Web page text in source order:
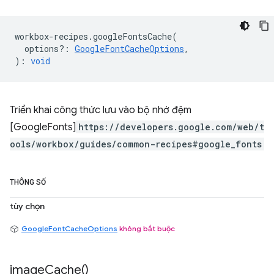
workbox-recipes .googleFontsCache(
options? : GoogleFontCacheOptions,
) : void
Triển khai công thức lưu vào bộ nhớ đệm
[GoogleFonts] https://developers.google.com/web/t
ools/workbox/guides/common-recipes#google_fonts
THÔNG SỐ
tùy chọn
GoogleFontCacheOptions không bắt buộc
imageCache()